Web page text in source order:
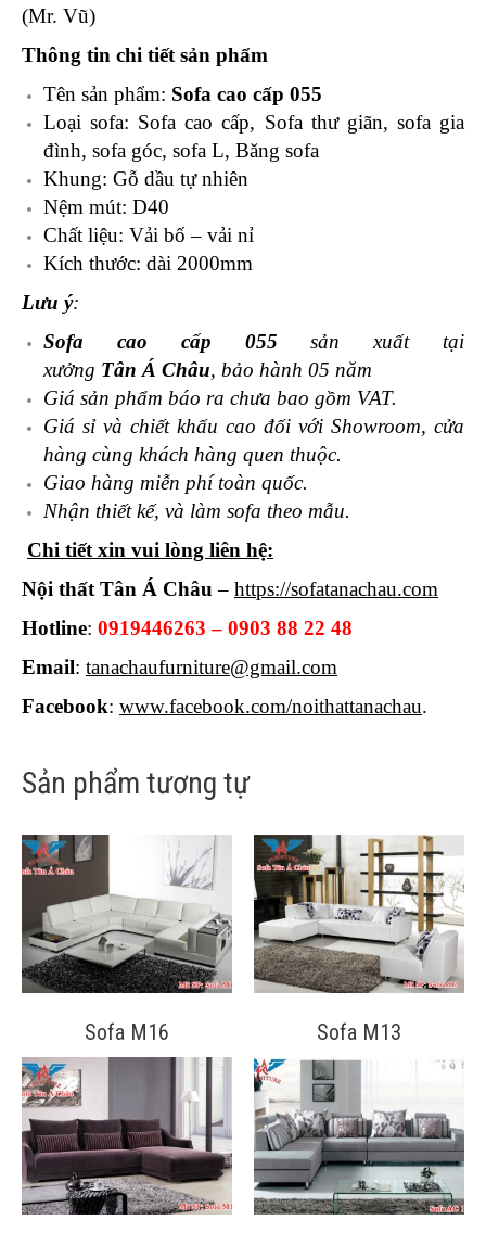
(Mr. Vũ)
Thông tin chi tiết sản phẩm
Tên sản phẩm: Sofa cao cấp 055
Loại sofa: Sofa cao cấp, Sofa thư giãn, sofa gia
đình, sofa góc, sofa L, Băng sofa
Khung: Gỗ dầu tự nhiên
Nệm mút: D40
Chất liệu: Vải bố – vải nỉ
Kích thước: dài 2000mm
Lưu ý:
Sofa cao cấp 055sản xuất tại
xưởng Tân Á Châu, bảo hành 05 năm
Giá sản phẩm báo ra chưa bao gồm VAT.
Giá sỉ và chiết khấu cao đối với Showroom, cửa
hàng cùng khách hàng quen thuộc.
Giao hàng miễn phí toàn quốc.
Nhận thiết kế, và làm sofa theo mẫu.
Chi tiết xin vui lòng liên hệ:
Nội thất Tân Á Châu – https://sofatanachau.com
Hotline: 0919446263 – 0903 88 22 48
Email: tanachaufurniture@gmail.com
Facebook: www.facebook.com/noithattanachau.
Sản phẩm tương tự
Sofa M16 Sofa M13